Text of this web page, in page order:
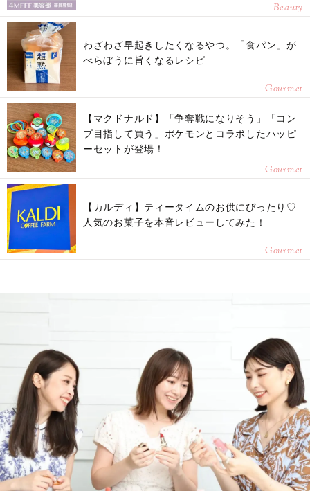
Beauty
わざわざ早起きしたくなるやつ。「食パン」が
べらぼうに旨くなるレシピ
Gourmet
【マクドナルド】「争奪戦になりそう」「コン
プ目指して買う」ポケモンとコラボしたハッピ
ーセットが登場！
Gourmet
【カルディ】ティータイムのお供にぴったり♡
人気のお菓子を本音レビューしてみた！
Gourmet